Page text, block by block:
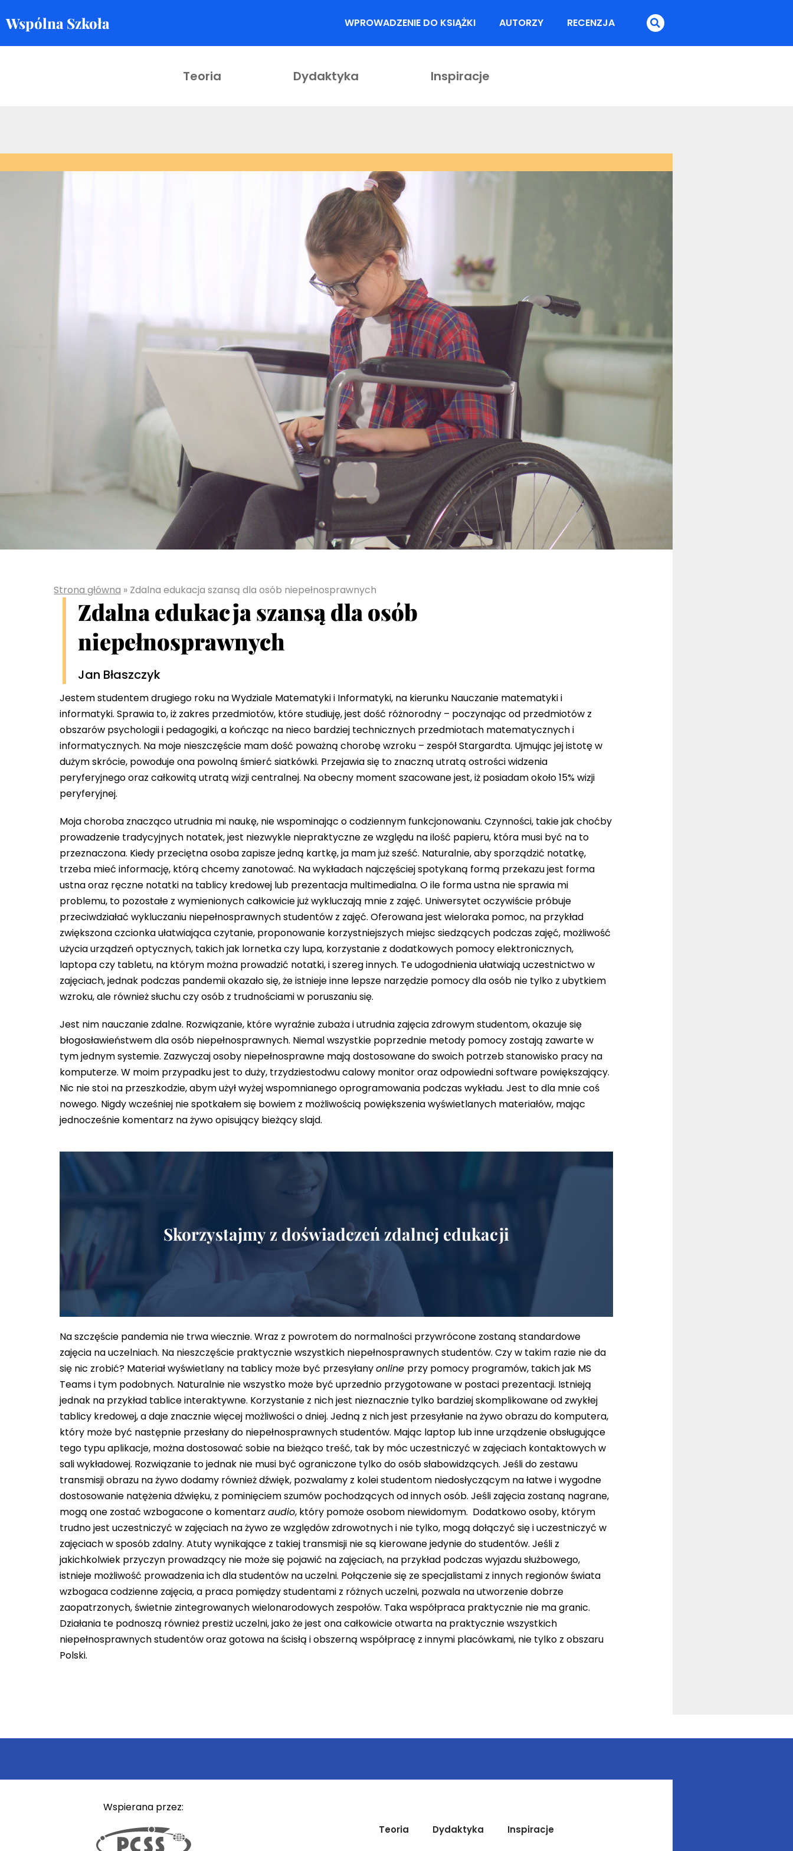
Skocz
do
Wspólna Szkoła WPROWADZENIE DO KSIĄŻKI AUTORZY RECENZJA
Teoria Dydaktyka Inspiracje
Strona główna » Zdalna edukacja szansą dla osób niepełnosprawnych
Zdalna edukacja szansą dla osób
niepełnosprawnych
Jan Błaszczyk
Jestem studentem drugiego roku na Wydziale Matematyki i Informatyki, na kierunku Nauczanie matematyki i
informatyki. Sprawia to, iż zakres przedmiotów, które studiuję, jest dość różnorodny – poczynając od przedmiotów z
obszarów psychologii i pedagogiki, a kończąc na nieco bardziej technicznych przedmiotach matematycznych i
informatycznych. Na moje nieszczęście mam dość poważną chorobę wzroku – zespół Stargardta. Ujmując jej istotę w
dużym skrócie, powoduje ona powolną śmierć siatkówki. Przejawia się to znaczną utratą ostrości widzenia
peryferyjnego oraz całkowitą utratą wizji centralnej. Na obecny moment szacowane jest, iż posiadam około 15% wizji
peryferyjnej.
Moja choroba znacząco utrudnia mi naukę, nie wspominając o codziennym funkcjonowaniu. Czynności, takie jak choćby
prowadzenie tradycyjnych notatek, jest niezwykle niepraktyczne ze względu na ilość papieru, która musi być na to
przeznaczona. Kiedy przeciętna osoba zapisze jedną kartkę, ja mam już sześć. Naturalnie, aby sporządzić notatkę,
trzeba mieć informację, którą chcemy zanotować. Na wykładach najczęściej spotykaną formą przekazu jest forma
ustna oraz ręczne notatki na tablicy kredowej lub prezentacja multimedialna. O ile forma ustna nie sprawia mi
problemu, to pozostałe z wymienionych całkowicie już wykluczają mnie z zajęć. Uniwersytet oczywiście próbuje
przeciwdziałać wykluczaniu niepełnosprawnych studentów z zajęć. Oferowana jest wieloraka pomoc, na przykład
zwiększona czcionka ułatwiająca czytanie, proponowanie korzystniejszych miejsc siedzących podczas zajęć, możliwość
użycia urządzeń optycznych, takich jak lornetka czy lupa, korzystanie z dodatkowych pomocy elektronicznych,
laptopa czy tabletu, na którym można prowadzić notatki, i szereg innych. Te udogodnienia ułatwiają uczestnictwo w
zajęciach, jednak podczas pandemii okazało się, że istnieje inne lepsze narzędzie pomocy dla osób nie tylko z ubytkiem
wzroku, ale również słuchu czy osób z trudnościami w poruszaniu się.
Jest nim nauczanie zdalne. Rozwiązanie, które wyraźnie zubaża i utrudnia zajęcia zdrowym studentom, okazuje się
błogosławieństwem dla osób niepełnosprawnych. Niemal wszystkie poprzednie metody pomocy zostają zawarte w
tym jednym systemie. Zazwyczaj osoby niepełnosprawne mają dostosowane do swoich potrzeb stanowisko pracy na
komputerze. W moim przypadku jest to duży, trzydziestodwu calowy monitor oraz odpowiedni software powiększający.
Nic nie stoi na przeszkodzie, abym użył wyżej wspomnianego oprogramowania podczas wykładu. Jest to dla mnie coś
nowego. Nigdy wcześniej nie spotkałem się bowiem z możliwością powiększenia wyświetlanych materiałów, mając
jednocześnie komentarz na żywo opisujący bieżący slajd.
Skorzystajmy z doświadczeń zdalnej edukacji
Na szczęście pandemia nie trwa wiecznie. Wraz z powrotem do normalności przywrócone zostaną standardowe
zajęcia na uczelniach. Na nieszczęście praktycznie wszystkich niepełnosprawnych studentów. Czy w takim razie nie da
się nic zrobić? Materiał wyświetlany na tablicy może być przesyłanyonline przy pomocy programów, takich jak MS
Teams i tym podobnych. Naturalnie nie wszystko może być uprzednio przygotowane w postaci prezentacji. Istnieją
jednak na przykład tablice interaktywne. Korzystanie z nich jest nieznacznie tylko bardziej skomplikowane od zwykłej
tablicy kredowej, a daje znacznie więcej możliwości o dniej. Jedną z nich jest przesyłanie na żywo obrazu do komputera,
który może być następnie przesłany do niepełnosprawnych studentów. Mając laptop lub inne urządzenie obsługujące
tego typu aplikacje, można dostosować sobie na bieżąco treść, tak by móc uczestniczyć w zajęciach kontaktowych w
sali wykładowej. Rozwiązanie to jednak nie musi być ograniczone tylko do osób słabowidzących. Jeśli do zestawu
transmisji obrazu na żywo dodamy również dźwięk, pozwalamy z kolei studentom niedosłyczącym na łatwe i wygodne
dostosowanie natężenia dźwięku, z pominięciem szumów pochodzących od innych osób. Jeśli zajęcia zostaną nagrane,
mogą one zostać wzbogacone o komentarzaudio, który pomoże osobom niewidomym. Dodatkowo osoby, którym
trudno jest uczestniczyć w zajęciach na żywo ze względów zdrowotnych i nie tylko, mogą dołączyć się i uczestniczyć w
zajęciach w sposób zdalny. Atuty wynikające z takiej transmisji nie są kierowane jedynie do studentów. Jeśli z
jakichkolwiek przyczyn prowadzący nie może się pojawić na zajęciach, na przykład podczas wyjazdu służbowego,
istnieje możliwość prowadzenia ich dla studentów na uczelni. Połączenie się ze specjalistami z innych regionów świata
wzbogaca codzienne zajęcia, a praca pomiędzy studentami z różnych uczelni, pozwala na utworzenie dobrze
zaopatrzonych, świetnie zintegrowanych wielonarodowych zespołów. Taka współpraca praktycznie nie ma granic.
Działania te podnoszą również prestiż uczelni, jako że jest ona całkowicie otwarta na praktycznie wszystkich
niepełnosprawnych studentów oraz gotowa na ścisłą i obszerną współpracę z innymi placówkami, nie tylko z obszaru
Polski.
Wspierana przez:
Teoria Dydaktyka Inspiracje